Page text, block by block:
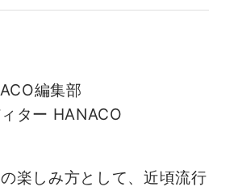
編集部
ター HANACO
楽しみ方として、近頃流行